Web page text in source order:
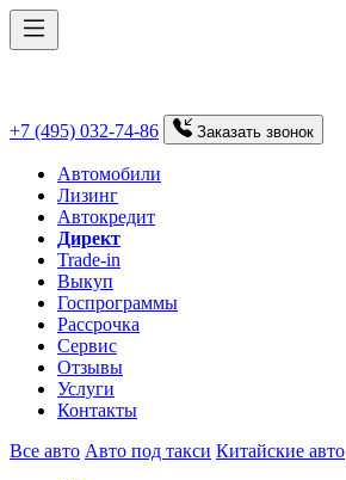
+7 (495) 032-74-86 Заказать звонок
Автомобили
Лизинг
Автокредит
Директ
Trade-in
Выкуп
Госпрограммы
Рассрочка
Сервис
Отзывы
Услуги
Контакты
Все авто Авто под такси Китайские авто